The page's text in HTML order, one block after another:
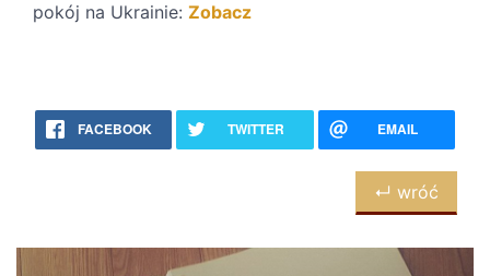
pokój na Ukrainie: Zobacz
FACEBOOK TWITTER EMAIL
↵ wróć